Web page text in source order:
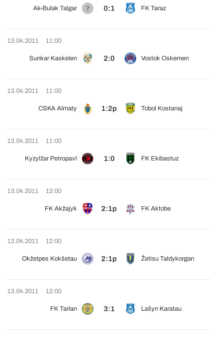
Ak-Bulak Talgar 0:1 FK Taraz
13.04.2011 11:00
Sunkar Kaskelen 2:0 Vostok Oskemen
13.04.2011 11:00
CSKA Almaty 1:2p Tobol Kostanaj
13.04.2011 11:00
Kyzylžar Petropavl 1:0 FK Ekibastuz
13.04.2011 12:00
FK Akžajyk 2:1p FK Aktobe
13.04.2011 12:00
Okžetpes Kokšetau 2:1p Žetisu Taldykorgan
13.04.2011 12:00
FK Tarlan 3:1 Lašyn Karatau